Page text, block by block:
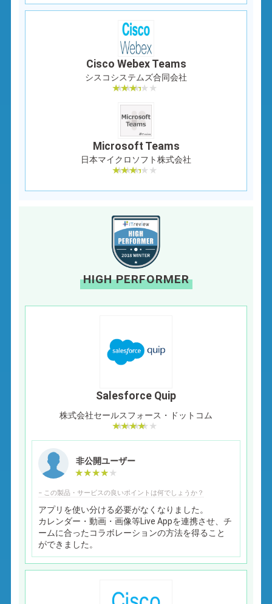
Cisco Webex Teams
シスコシステムズ合同会社
Microsoft Teams
日本マイクロソフト株式会社
HIGH PERFORMER
Salesforce Quip
株式会社セールスフォース・ドットコム
非公開ユーザー
− この製品・サービスの良いポイントは何でしょうか？
アプリを使い分ける必要がなくなりました。
カレンダー・動画・画像等Live Appを連携させ、チ
ームに合ったコラボレーションの方法を得ること
ができました。